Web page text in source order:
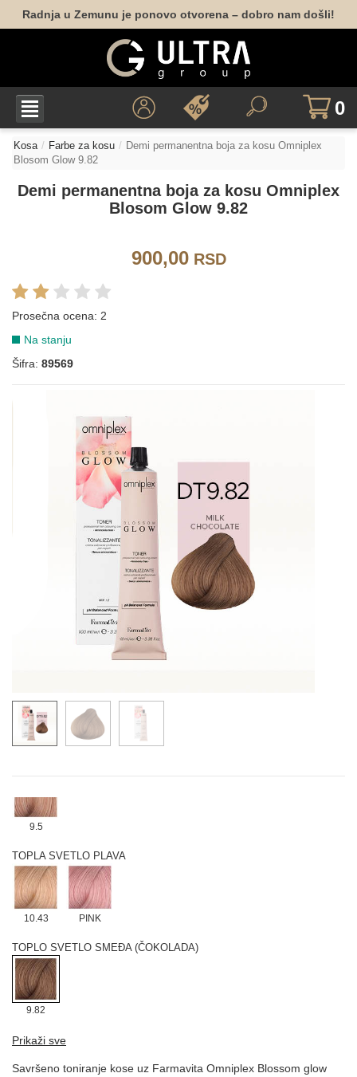
Radnja u Zemunu je ponovo otvorena – dobro nam došli!
0
Kosa Farbe za kosu
Demi permanentna boja za kosu Omniplex
Blosom Glow 9.82
Demi permanentna boja za kosu Omniplex
Blosom Glow 9.82
900,00RSD
Prosečna ocena: 2
Na stanju
Šifra: 89569
HLADNO PLAVA (ASH)
10.11
HLADNO PLAVA (STEEL)
10.21
9.22
NEUTRALNO PLAVA (BOJA PESKA)
6.12
9.5
TOPLA SVETLO PLAVA
10.43 PINK
TOPLO SVETLO SMEĐA (ČOKOLADA)
9.82
Prikaži sve
Savršeno toniranje kose uz Farmavita Omniplex Blossom glow